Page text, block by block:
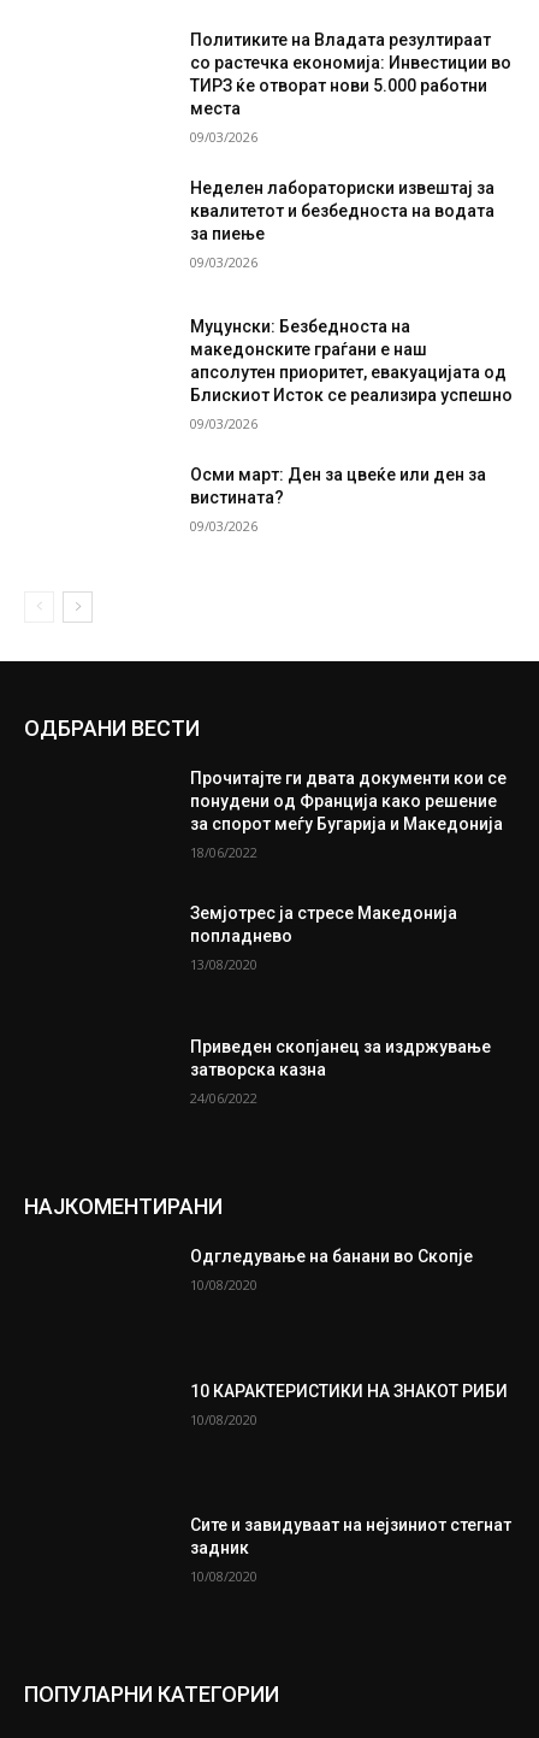
Политиките на Владата резултираат
со растечка економија: Инвестиции во
ТИРЗ ќе отворат нови 5.000 работни
места
09/03/2026
Неделен лабораториски извештај за
квалитетот и безбедноста на водата
за пиење
09/03/2026
Муцунски: Безбедноста на
македонските граѓани е наш
апсолутен приоритет, евакуацијата од
Блискиот Исток се реализира успешно
09/03/2026
Осми март: Ден за цвеќе или ден за
вистината?
09/03/2026
ОДБРАНИ ВЕСТИ
Прочитајте ги двата документи кои се
понудени од Франција како решение
за спорот меѓу Бугарија и Македонија
18/06/2022
Земјотрес ја стресе Македонија
попладнево
13/08/2020
Приведен скопјанец за издржување
затворска казна
24/06/2022
НАЈКОМЕНТИРАНИ
Одгледување на банани во Скопје
10/08/2020
10 КАРАКТЕРИСТИКИ НА ЗНАКОТ РИБИ
10/08/2020
Сите и завидуваат на нејзиниот стегнат
задник
10/08/2020
ПОПУЛАРНИ КАТЕГОРИИ